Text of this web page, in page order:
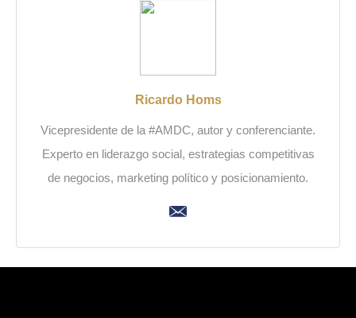
Ricardo Homs
Vicepresidente de la #AMDC, autor y conferenciante.
Experto en liderazgo social, estrategias competitivas
de negocios, marketing político y posicionamiento.